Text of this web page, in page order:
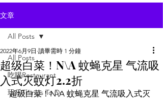
文章
All Posts
吃喝Restaurant
玩乐Things To Do
All Posts
超级白菜！N\A 蚊蝇克星 气流吸
入式灭蚊灯2.2折
2022年6月9日 讀畢需時 1 分鐘
超级白菜！N\A 蚊蝇克星 气流吸入式灭